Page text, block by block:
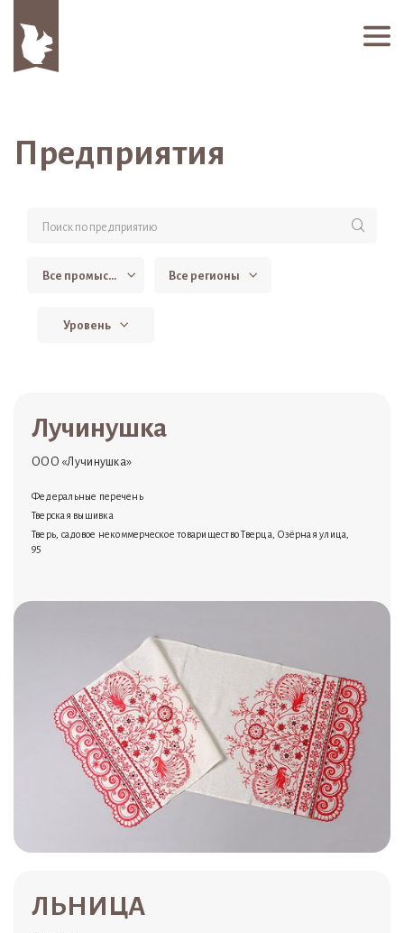
Предприятия
Все промыслы Все регионы
Уровень
Лучинушка
ООО «Лучинушка»
Федеральные перечень
Тверская вышивка
Тверь, садовое некоммерческое товарищество Тверца, Озёрная улица,
95
ЛЬНИЦА